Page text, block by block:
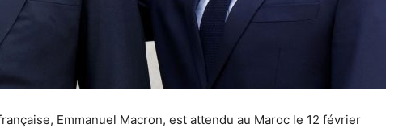
Emmanuel Macron, est attendu au Maroc le 12 février